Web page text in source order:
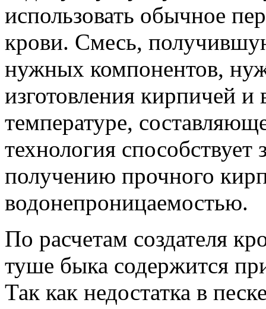
использовать обычное
крови. Смесь,
нужных компонентов,
изготовления кирпичей
температуре,
технология
получению прочного
водонепроницаемостью.
По расчетам создателя
туше быка содержится
Так как недостатка в